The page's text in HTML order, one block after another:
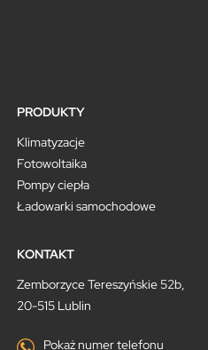
PRODUKTY
Klimatyzacje
Fotowoltaika
Pompy ciepła
Ładowarki samochodowe
KONTAKT
Zemborzyce Tereszyńskie 52b,
20-515 Lublin
Pokaż numer telefonu